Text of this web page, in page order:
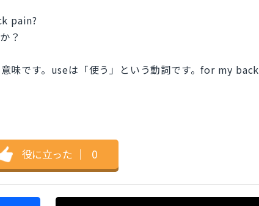
pain?
？
味です。useは「使う」という動詞です。for my back
役に立った ｜ 0